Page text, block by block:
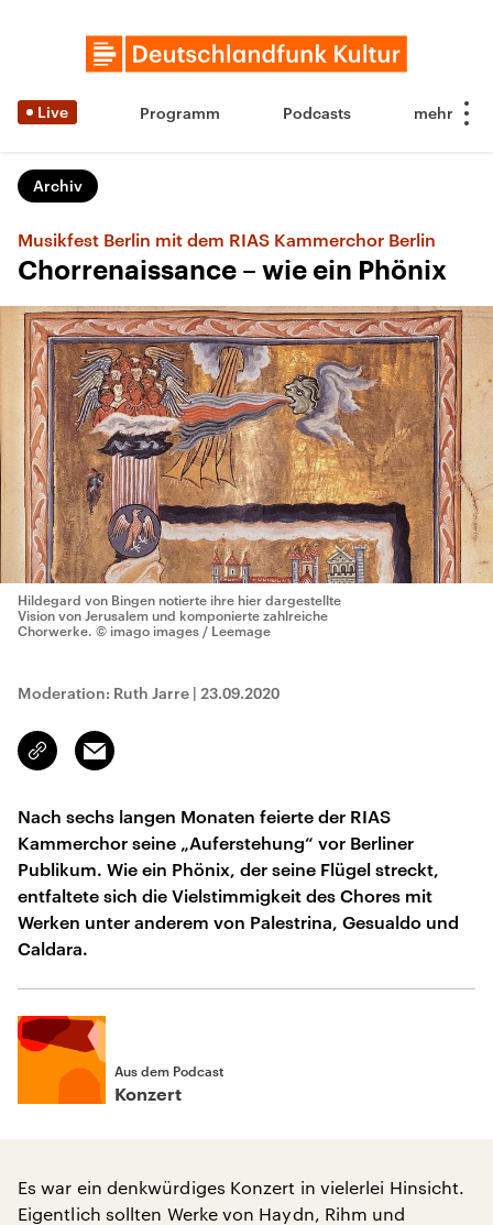
Live Programm Podcasts
Archiv
Musikfest Berlin mit dem RIAS Kammerchor Berlin
Chorrenaissance – wie ein Phönix
Hildegard von Bingen notierte ihre hier dargestellte
Vision von Jerusalem und komponierte zahlreiche
Chorwerke. © imago images / Leemage
Moderation: Ruth Jarre | 23.09.2020
Link
kopieren/teilen
Email
Nach sechs langen Monaten feierte der RIAS
Kammerchor seine „Auferstehung“ vor Berliner
Publikum. Wie ein Phönix, der seine Flügel streckt,
entfaltete sich die Vielstimmigkeit des Chores mit
Werken unter anderem von Palestrina, Gesualdo und
Caldara.
Aus dem Podcast
Konzert
Es war ein denkwürdiges Konzert in vielerlei Hinsicht.
Eigentlich sollten Werke von Haydn, Rihm und